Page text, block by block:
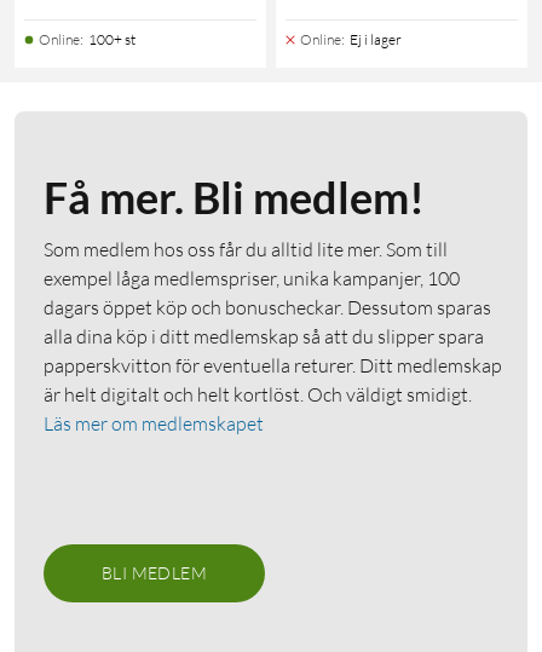
Online: 100+ st Online: Ej i lager
Få mer. Bli medlem!
Som medlem hos oss får du alltid lite mer. Som till
exempel låga medlemspriser, unika kampanjer, 100
dagars öppet köp och bonuscheckar. Dessutom sparas
alla dina köp i ditt medlemskap så att du slipper spara
papperskvitton för eventuella returer. Ditt medlemskap
är helt digitalt och helt kortlöst. Och väldigt smidigt.
Läs mer om medlemskapet
BLI MEDLEM